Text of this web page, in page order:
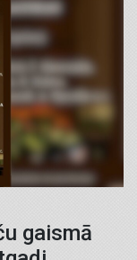
gaismā